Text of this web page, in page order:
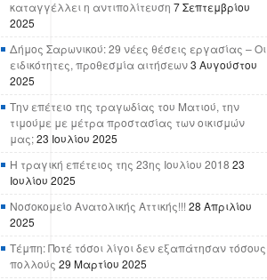
καταγγέλλει η αντιπολίτευση 7 Σεπτεμβρίου
2025
Δήμος Σαρωνικού: 29 νέες θέσεις εργασίας – Οι
ειδικότητες, προθεσμία αιτήσεων3 Αυγούστου
2025
Την επέτειο της τραγωδίας του Ματιού, την
τιμούμε με μέτρα προστασίας των οικισμών
μας;23 Ιουλίου 2025
Η τραγική επέτειος της 23ης Ιουλίου 2018 23
Ιουλίου 2025
Νοσοκομείο Ανατολικής Αττικής!!! 28 Απριλίου
2025
Τέμπη: Ποτέ τόσοι λίγοι δεν εξαπάτησαν τόσους
πολλούς 29 Μαρτίου 2025